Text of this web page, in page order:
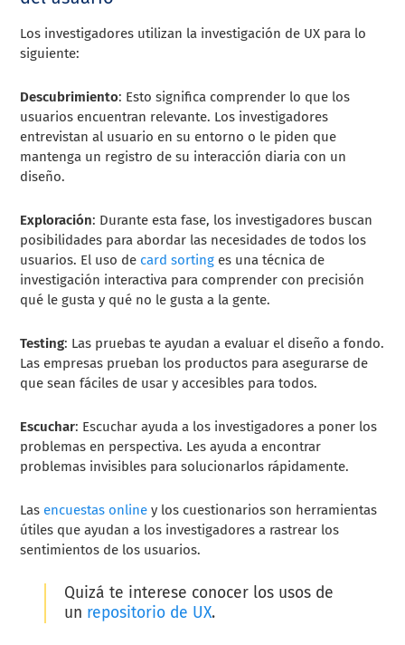
Los investigadores utilizan la investigación de UX para lo
siguiente:
Descubrimiento: Esto significa comprender lo que los
usuarios encuentran relevante. Los investigadores
entrevistan al usuario en su entorno o le piden que
mantenga un registro de su interacción diaria con un
diseño.
Exploración: Durante esta fase, los investigadores buscan
posibilidades para abordar las necesidades de todos los
usuarios. El uso de card sorting es una técnica de
investigación interactiva para comprender con precisión
qué le gusta y qué no le gusta a la gente.
Testing: Las pruebas te ayudan a evaluar el diseño a fondo.
Las empresas prueban los productos para asegurarse de
que sean fáciles de usar y accesibles para todos.
Escuchar: Escuchar ayuda a los investigadores a poner los
problemas en perspectiva. Les ayuda a encontrar
problemas invisibles para solucionarlos rápidamente.
Las encuestas online y los cuestionarios son herramientas
útiles que ayudan a los investigadores a rastrear los
sentimientos de los usuarios.
Quizá te interese conocer los usos de
un repositorio de UX.